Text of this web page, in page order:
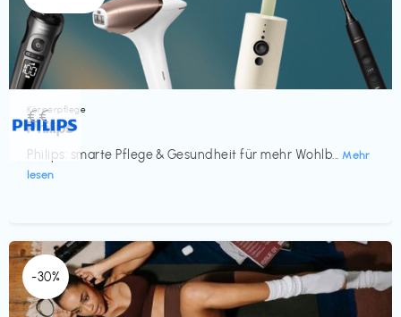
Körperpflege
Philips
Philips: smarte Pflege & Gesundheit für mehr Wohlb... Mehr
lesen
€€‎
-30%